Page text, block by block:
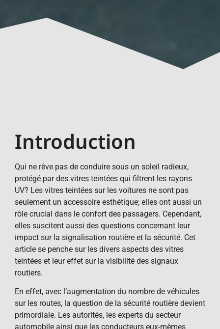
Introduction
Qui ne rêve pas de conduire sous un soleil radieux,
protégé par des vitres teintées qui filtrent les rayons
UV? Les vitres teintées sur les voitures ne sont pas
seulement un accessoire esthétique; elles ont aussi un
rôle crucial dans le confort des passagers. Cependant,
elles suscitent aussi des questions concernant leur
impact sur la signalisation routière et la sécurité. Cet
article se penche sur les divers aspects des vitres
teintées et leur effet sur la visibilité des signaux
routiers.
En effet, avec l’augmentation du nombre de véhicules
sur les routes, la question de la sécurité routière devient
primordiale. Les autorités, les experts du secteur
automobile ainsi que les conducteurs eux-mêmes